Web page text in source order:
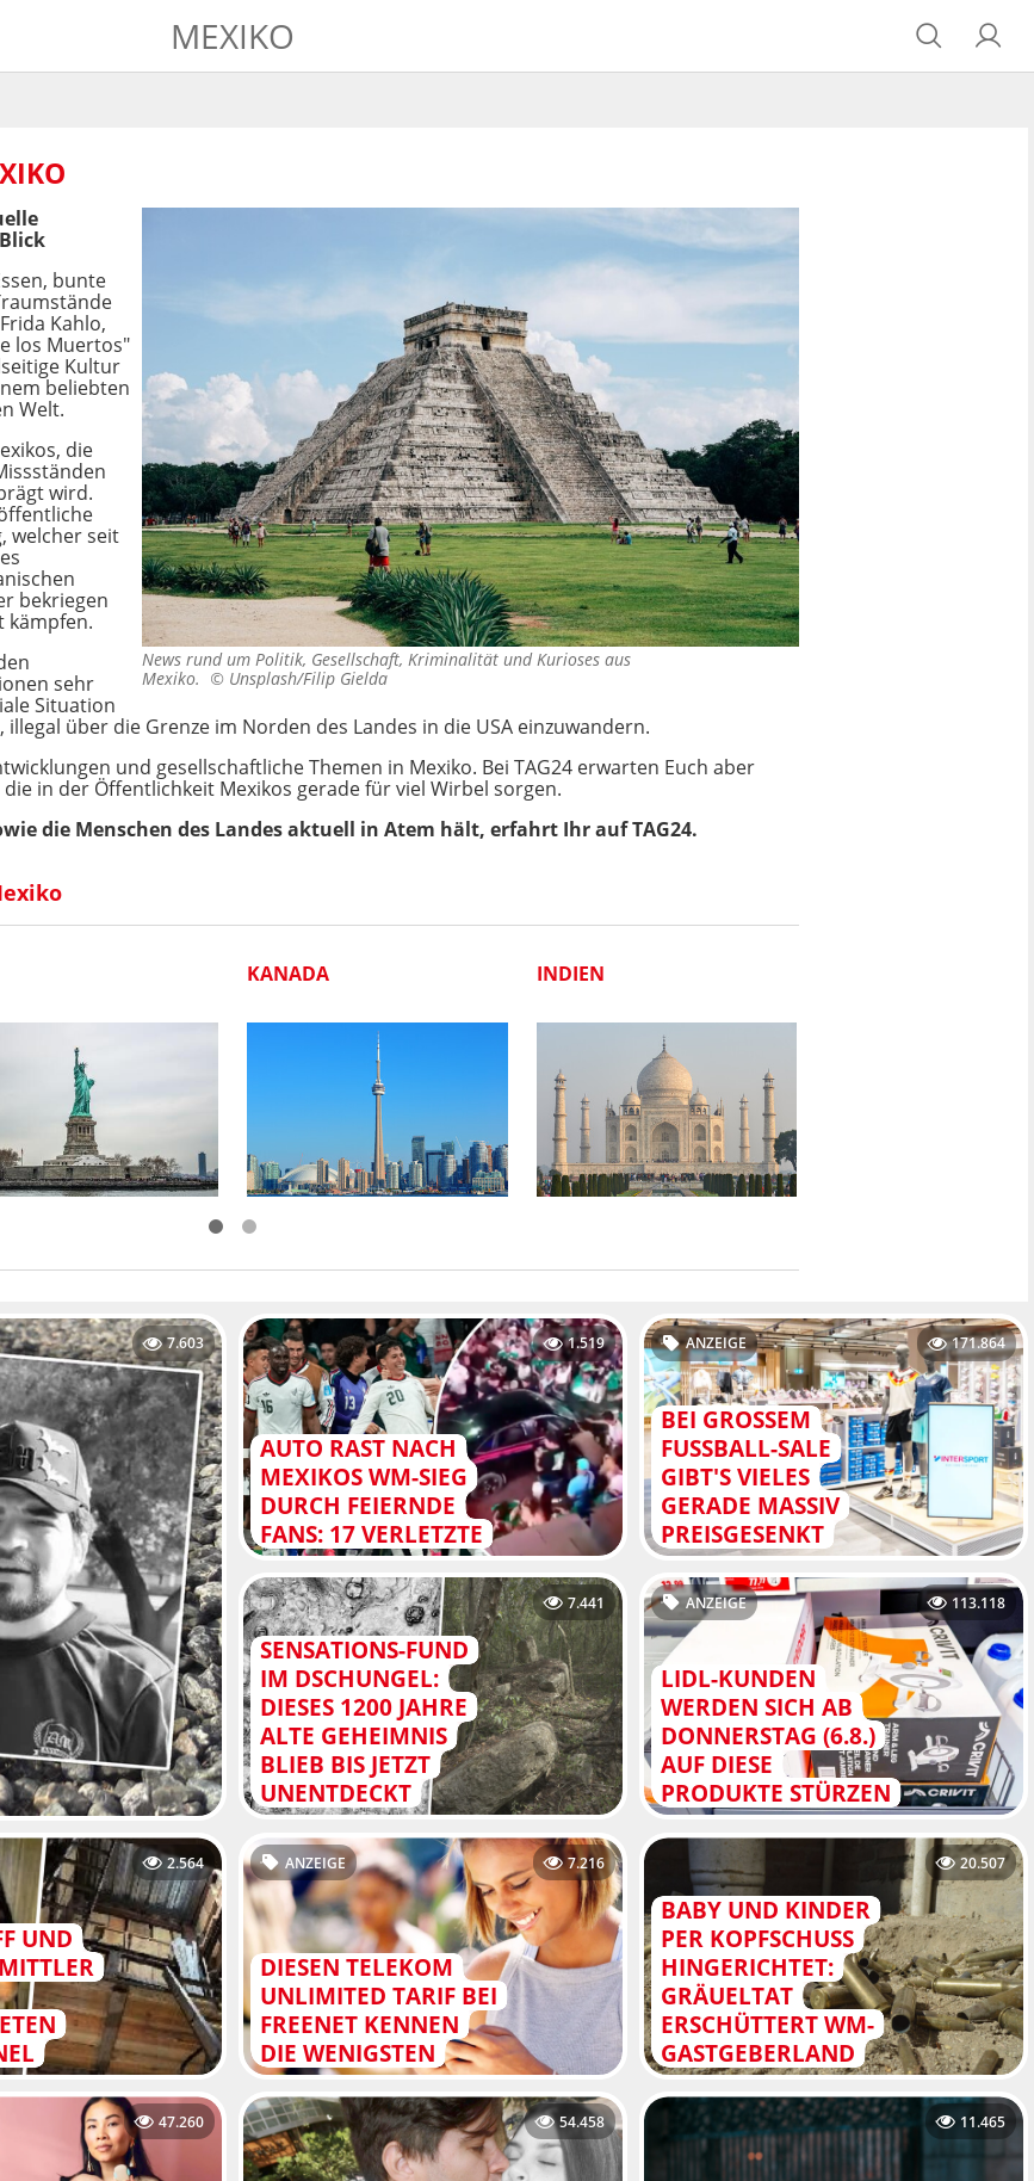
MEXIKO
News rund um Politik, Gesellschaft, Kriminalität und Kurioses aus
Mexiko. © Unsplash/Filip Gielda
bunte
Kahlo,
los Muertos"
Kultur
beliebten
Welt.
die
wird.
welcher seit
bekriegen
kämpfen.
sehr
Situation
über die Grenze im Norden des Landes in die USA einzuwandern.
und gesellschaftliche Themen in Mexiko. Bei TAG24 erwarten Euch aber
in der Öffentlichkeit Mexikos gerade für viel Wirbel sorgen.
die Menschen des Landes aktuell in Atem hält, erfahrt Ihr auf TAG24.
KANADA INDIEN
7.603
AUTO RAST NACH
MEXIKOS WM-SIEG
DURCH FEIERNDE
FANS: 17 VERLETZTE
1.519
BEI GROSSEM F
USSBALL-SALE GI
BT'S VIELES GE
RADE MASSIV PR
EISGESENKT
ANZEIGE 171.864
SENSATIONS-FUND
IM DSCHUNGEL:
DIESES 1200 JAHRE
ALTE GEHEIMNIS
BLIEB BIS JETZT
UNENTDECKT
7.441
LIDL-KUNDEN
WERDEN SICH AB
DONNERSTAG (6.8.)
AUF DIESE
PRODUKTE STÜRZEN
ANZEIGE 113.118
UND
2.564
DIESEN TELEKOM
UNLIMITED TARIF BEI
FREENET KENNEN
DIE WENIGSTEN
ANZEIGE 7.216
BABY UND KINDER
PER KOPFSCHUSS
HINGERICHTET:
GRÄUELTAT
ERSCHÜTTERT WM-
GASTGEBERLAND
20.507
47.260 54.458 11.465